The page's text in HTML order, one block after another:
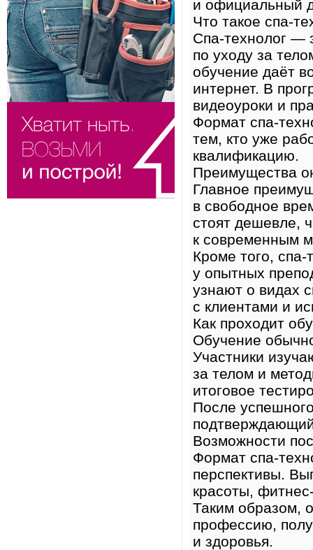
и официальный
Что такое спа-
Спа-технолог —
по уходу за
обучение даёт
интернет. В
видеоуроки и
Формат спа-
тем, кто уже
квалификацию.
Преимущества
Главное
в свободное
стоят дешевле,
к современным
Кроме того, спа-
у опытных
узнают о видах
с клиентами и
Как проходит
Обучение
Участники
за телом и
итоговое
После
Возможности
Формат спа-
перспективы.
красоты,
Таким образом,
профессию,
и здоровья.